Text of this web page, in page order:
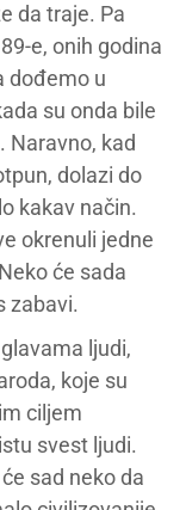
da traje. Pa
e, onih godina
dođemo u
su onda bile
Naravno, kad
dolazi do
kakav način.
okrenuli jedne
će sada
zabavi.
ljudi,
koje su
ciljem
svest ljudi.
sad neko da